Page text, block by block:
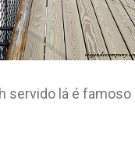
servido lá é